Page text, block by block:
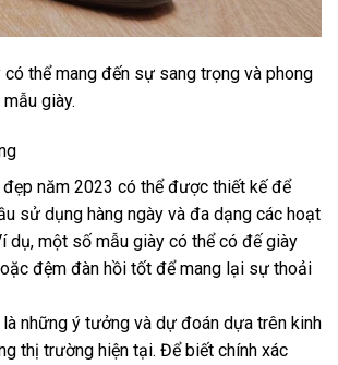
có thể mang đến sự sang trọng và phong
giày.
năm 2023 có thể được thiết kế để
sử dụng hàng ngày và đa dạng các hoạt
dụ, một số mẫu giày có thể có đế giày
đệm đàn hồi tốt để mang lại sự thoải
là những ý tưởng và dự đoán dựa trên kinh
thị trường hiện tại. Để biết chính xác